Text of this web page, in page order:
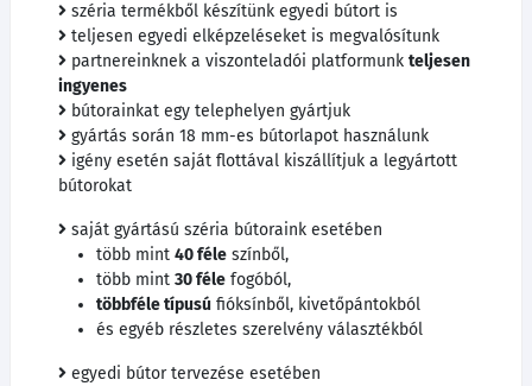
széria termékből készítünk egyedi bútort is
teljesen egyedi elképzeléseket is megvalósítunk
partnereinknek a viszonteladói platformunk teljesen
ingyenes
bútorainkat egy telephelyen gyártjuk
gyártás során 18 mm-es bútorlapot használunk
igény esetén saját flottával kiszállítjuk a legyártott
bútorokat
saját gyártású széria bútoraink esetében
több mint 40 féle színből,
több mint 30 féle fogóból,
többféle típusú fióksínből, kivetőpántokból
és egyéb részletes szerelvény választékból
egyedi bútor tervezése esetében